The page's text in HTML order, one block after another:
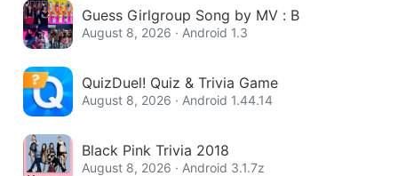
Guess Girlgroup Song by MV : B
August 8, 2026 · Android 1.3
QuizDuel! Quiz & Trivia Game
August 8, 2026 · Android 1.44.14
Black Pink Trivia 2018
August 8, 2026 · Android 3.1.7z